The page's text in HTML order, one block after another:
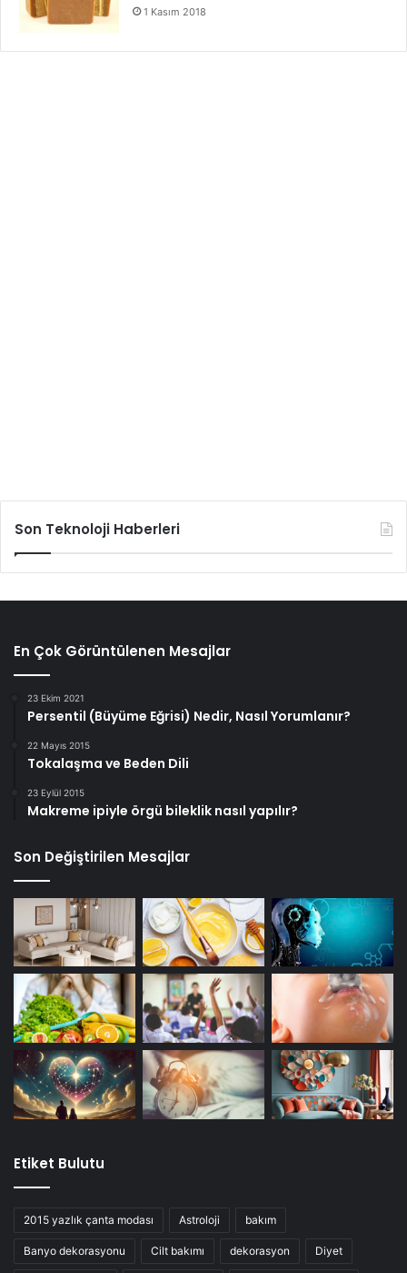
1 Kasım 2018
Son Teknoloji Haberleri
En Çok Görüntülenen Mesajlar
23 Ekim 2021
Persentil (Büyüme Eğrisi) Nedir, Nasıl Yorumlanır?
22 Mayıs 2015
Tokalaşma ve Beden Dili
23 Eylül 2015
Makreme ipiyle örgü bileklik nasıl yapılır?
Son Değiştirilen Mesajlar
Etiket Bulutu
2015 yazlık çanta modası Astroloji bakım
Banyo dekorasyonu Cilt bakımı dekorasyon Diyet